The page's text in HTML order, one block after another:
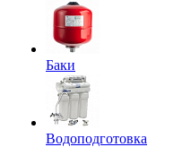
Баки
Водоподготовка